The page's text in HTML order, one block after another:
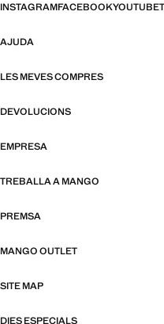
INSTAGRAMFACEBOOKYOUTUBE
AJUDA
LES MEVES COMPRES
DEVOLUCIONS
EMPRESA
TREBALLA A MANGO
PREMSA
MANGO OUTLET
SITE MAP
DIES ESPECIALS